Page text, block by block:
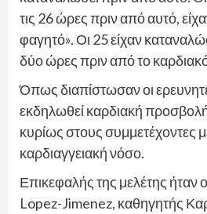
τις 26 ώρες πριν από αυτό,
φαγητό». Οι 25 είχαν
δύο ώρες πριν από το
Όπως διαπίστωσαν οι
εκδηλωθεί καρδιακή
κυρίως στους
καρδιαγγειακή νόσο.
Επικεφαλής της μελέτης ήταν
Lopez-Jimenez, καθηγητής